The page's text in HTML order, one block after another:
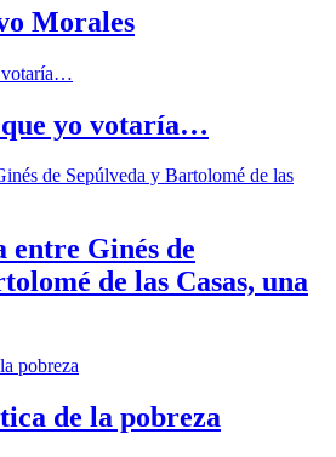
Morales
yo votaría…
Ginés de
de las Casas, una
de la pobreza